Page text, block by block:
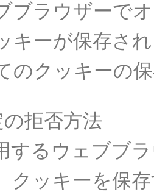
ブラウザーで
キ ーが保存さ
のクッキ ーの
拒否方法
するウェブブ
クッキ ー を保存